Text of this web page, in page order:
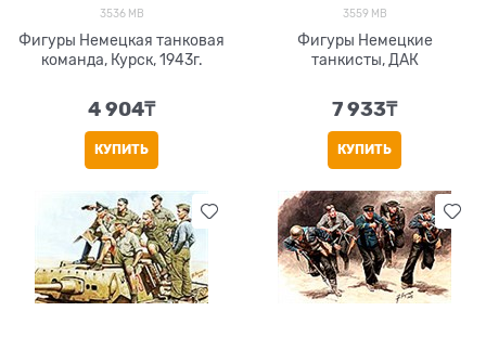
3536 MB
Фигуры Немецкая танковая
команда, Курск, 1943г.
4 904₸
КУПИТЬ
3559 MB
Фигуры Немецкие
танкисты, ДАК
7 933₸
КУПИТЬ